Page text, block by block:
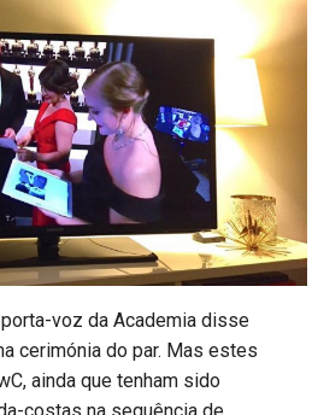
voz da Academia disse
cerimónia do par. Mas estes
ainda que tenham sido